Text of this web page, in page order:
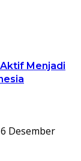
Menjadi
Desember